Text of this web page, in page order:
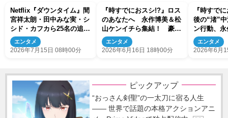
Netflix『ダウンタイム』間
宮祥太朗・田中みな実・シ
シド・カフカら25名の追加
キャスト＆ティザー予告映
像解禁
エンタメ
2026年7月15日 08時00分
『時すでにおスシ!?』ロス
のあなたへ 永作博美＆松
山ケンイチら集結！ 豪華
オフショットに反響「是非
続編を」
エンタメ
2026年6月16日 18時00分
『時すで
後の“渚”
ン行動、
エンタメ
2026年6月
ピックアップ
“おっさん剣聖”の一太刀に宿る人生
―― 世界で話題の本格アクションアニ